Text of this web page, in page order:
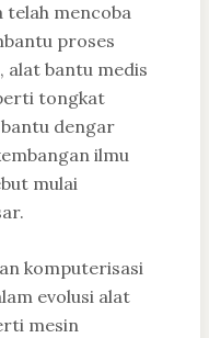
telah mencoba
proses
alat bantu medis
tongkat
dengar
ilmu
mulai
komputerisasi
evolusi alat
mesin